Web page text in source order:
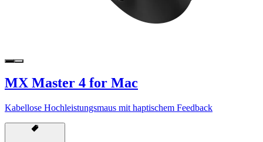
MX Master 4 for Mac
Kabellose Hochleistungsmaus mit haptischem Feedback